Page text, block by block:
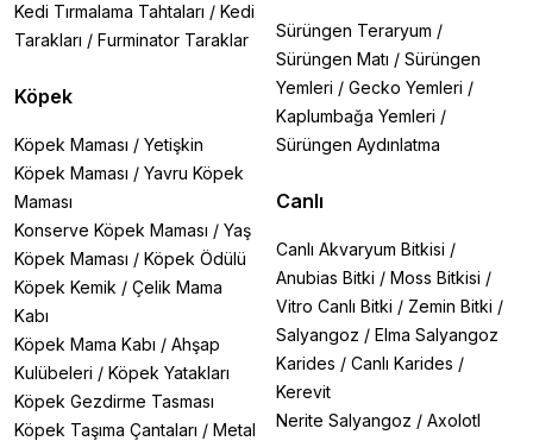
Kedi Tırmalama Tahtaları / Kedi
Tarakları / Furminator Taraklar
Köpek
Köpek Maması / Yetişkin
Köpek Maması / Yavru Köpek
Maması
Konserve Köpek Maması / Yaş
Köpek Maması / Köpek Ödülü
Köpek Kemik / Çelik Mama
Kabı
Köpek Mama Kabı / Ahşap
Kulübeleri / Köpek Yatakları
Köpek Gezdirme Tasması
Köpek Taşıma Çantaları / Metal
Sürüngen Teraryum /
Sürüngen Matı / Sürüngen
Yemleri / Gecko Yemleri /
Kaplumbağa Yemleri /
Sürüngen Aydınlatma
Canlı
Canlı Akvaryum Bitkisi /
Anubias Bitki / Moss Bitkisi /
Vitro Canlı Bitki / Zemin Bitki /
Salyangoz / Elma Salyangoz
Karides / Canlı Karides /
Kerevit
Nerite Salyangoz / Axolotl